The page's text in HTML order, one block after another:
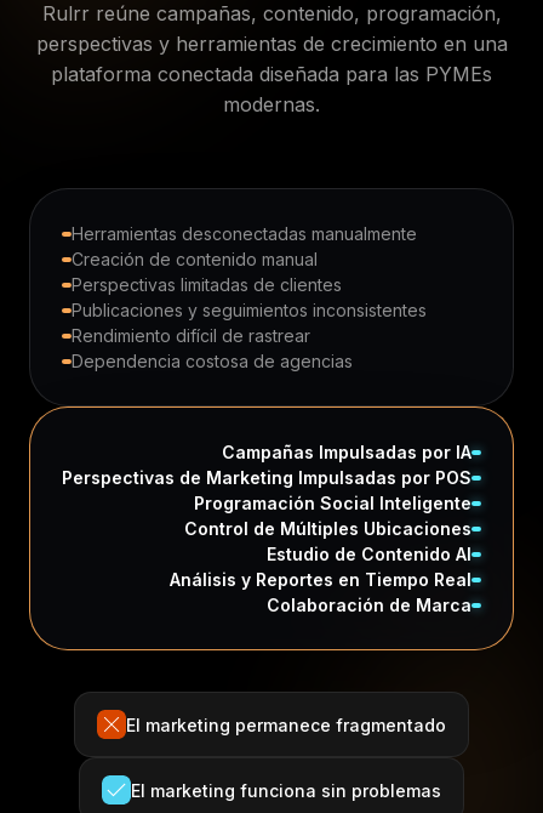
Rulrr reúne campañas, contenido, programación,
perspectivas y herramientas de crecimiento en una
plataforma conectada diseñada para las PYMEs
modernas.
Herramientas desconectadas manualmente
Creación de contenido manual
Perspectivas limitadas de clientes
Publicaciones y seguimientos inconsistentes
Rendimiento difícil de rastrear
Dependencia costosa de agencias
Campañas Impulsadas por IA
Perspectivas de Marketing Impulsadas por POS
Programación Social Inteligente
Control de Múltiples Ubicaciones
Estudio de Contenido AI
Análisis y Reportes en Tiempo Real
Colaboración de Marca
El marketing permanece fragmentado
El marketing funciona sin problemas